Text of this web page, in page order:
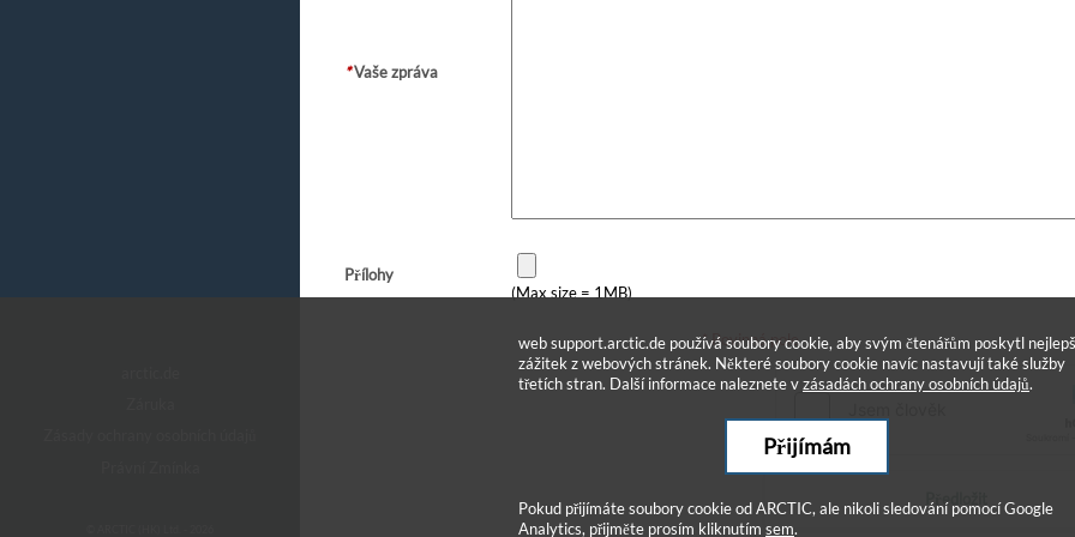
*Vaše zpráva
Přílohy
(Max size = 1MB)
* Povinná pole
Předložit
web support.arctic.de používá soubory cookie, aby svým čtenářům poskytl
zážitek z webových stránek. Některé soubory cookie navíc nastavují také služby
třetích stran. Další informace naleznete vzásadách ochrany osobních údajů.
Přijímám
Pokud přijímáte soubory cookie od ARCTIC, ale nikoli sledování pomocí Google
Analytics, přijměte prosím kliknutím sem.